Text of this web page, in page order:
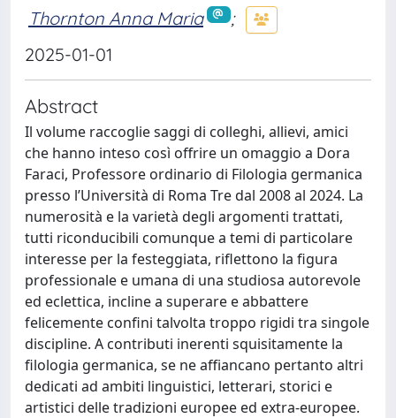
Thornton Anna Maria
;
2025-01-01
Abstract
Il volume raccoglie saggi di colleghi, allievi, amici
che hanno inteso così offrire un omaggio a Dora
Faraci, Professore ordinario di Filologia germanica
presso l’Università di Roma Tre dal 2008 al 2024. La
numerosità e la varietà degli argomenti trattati,
tutti riconducibili comunque a temi di particolare
interesse per la festeggiata, riflettono la figura
professionale e umana di una studiosa autorevole
ed eclettica, incline a superare e abbattere
felicemente confini talvolta troppo rigidi tra singole
discipline. A contributi inerenti squisitamente la
filologia germanica, se ne affiancano pertanto altri
dedicati ad ambiti linguistici, letterari, storici e
artistici delle tradizioni europee ed extra-europee.